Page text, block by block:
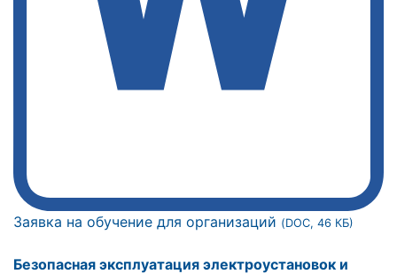
Заявка на обучение для организаций (DOC, 46 КБ)
Безопасная эксплуатация электроустановок и